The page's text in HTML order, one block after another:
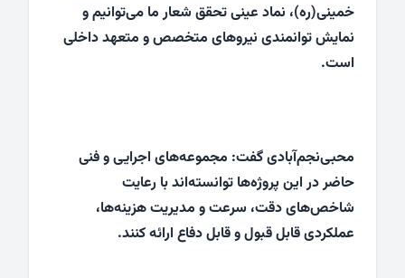
خمینی(ره)، نماد عینی تحقق شعار ما می‌توانیم و
نمایش توانمندی نیروهای متخصص و متعهد داخلی
است.
محبی‌نجم‌آبادی گفت: مجموعه‌های اجرایی و فنی
حاضر در این پروژه‌ها توانسته‌اند با رعایت
شاخص‌های دقت، سرعت و مدیریت هزینه‌ها،
عملکردی قابل قبول و قابل دفاع ارائه کنند.